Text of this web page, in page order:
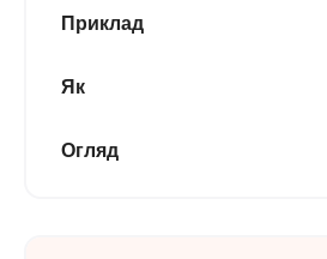
Приклад
Як
Огляд